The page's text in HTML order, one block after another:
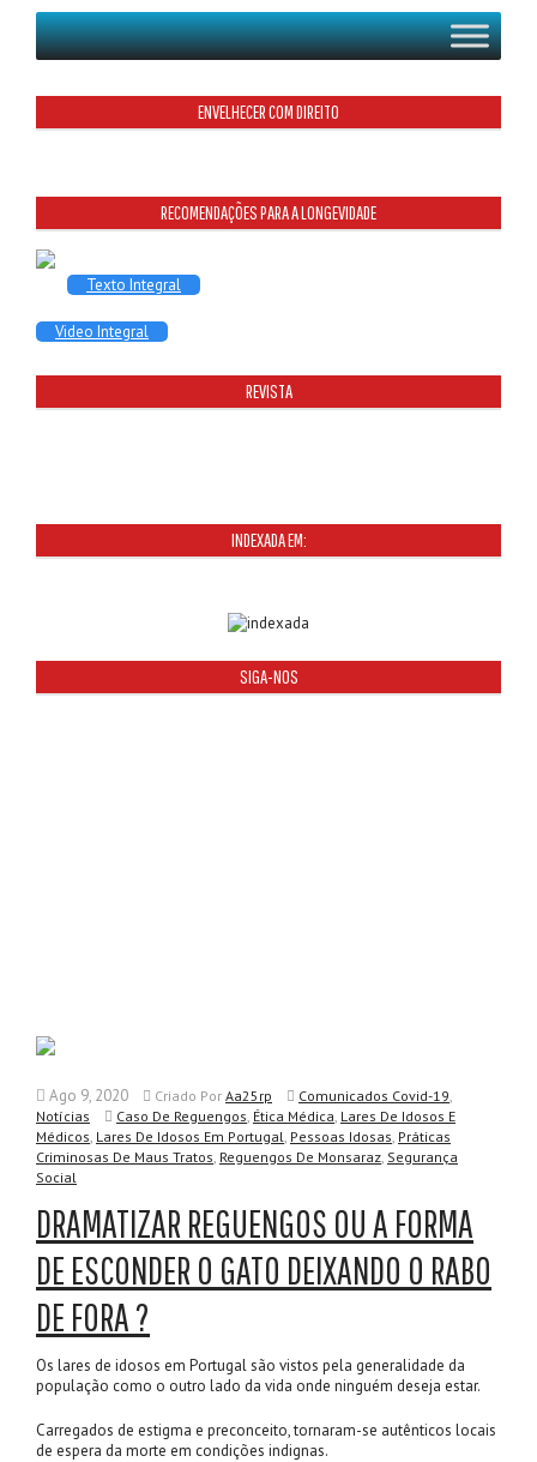
ENVELHECER COM DIREITO
RECOMENDAÇÕES PARA A LONGEVIDADE
Texto Integral
Video Integral
REVISTA
INDEXADA EM:
SIGA-NOS
Ago 9, 2020 Criado Por Aa25rp Comunicados Covid-19,
Notícias Caso De Reguengos, Ética Médica, Lares De Idosos E
Médicos, Lares De Idosos Em Portugal, Pessoas Idosas, Práticas
Criminosas De Maus Tratos, Reguengos De Monsaraz, Segurança
Social
DRAMATIZAR REGUENGOS OU A FORMA
DE ESCONDER O GATO DEIXANDO O RABO
DE FORA ?
Os lares de idosos em Portugal são vistos pela generalidade da
população como o outro lado da vida onde ninguém deseja estar.
Carregados de estigma e preconceito, tornaram-se autênticos locais
de espera da morte em condições indignas.